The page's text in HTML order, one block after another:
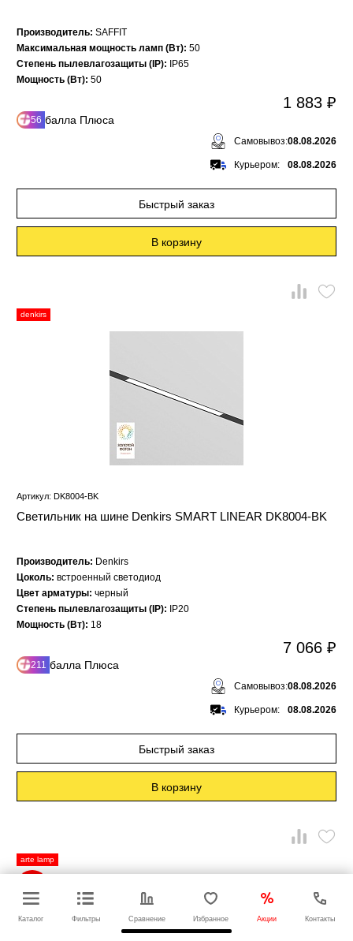
Производитель: SAFFIT
Максимальная мощность ламп (Вт): 50
Степень пылевлагозащиты (IP):
IP65
Мощность (Вт): 50
56 балла Плюса
1 883 ₽
Самовывоз:08.08.2026
Курьером: 08.08.2026
Быстрый заказ
В корзину
denkirs
Артикул: DK8004-BK
Светильник на шине Denkirs SMART LINEAR DK8004-BK
Производитель: Denkirs
Цоколь: встроенный светодиод
Цвет арматуры: черный
Степень пылевлагозащиты (IP):
IP20
Мощность (Вт): 18
211 балла Плюса
7 066 ₽
Самовывоз:08.08.2026
Курьером: 08.08.2026
Быстрый заказ
В корзину
arte lamp
Каталог Фильтры Сравнение Избранное Акции Контакты